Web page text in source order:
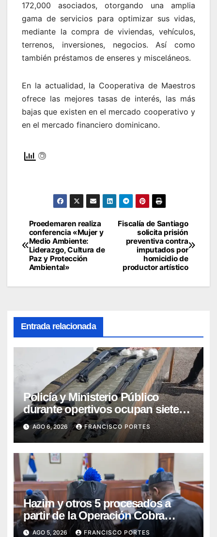
172,000 asociados, otorgando una amplia
gama de servicios para optimizar sus vidas,
mediante la compra de viviendas, vehículos,
terrenos, inversiones, negocios. Así como
también préstamos de enseres y misceláneos.
En la actualidad, la Cooperativa de Maestros
ofrece las mejores tasas de interés, las más
bajas que existen en el mercado cooperativo y
en el mercado financiero dominicano.
Navegación
de
entradas
Fiscalía de Santiago
solicita prisión
preventiva contra
imputados por
homicidio de
productor artístico
Proedemaren realiza
conferencia «Mujer y
Medio Ambiente:
Liderazgo, Cultura de
Paz y Protección
Ambiental»
Entrada relacionada
Policía y Ministerio Público
durante opertivos ocupan siete
armas de fuego, presunta cocaína
y recuperan motocicleta robada,
en Barahona y San Juan
AGO 6, 2026 FRANCISCO PORTES
Hazim y otros 5 procesados a
partir de la Operación Cobra
continuarán en prisión
AGO 5, 2026 FRANCISCO PORTES